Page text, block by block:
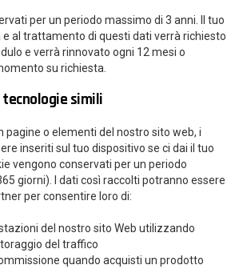
per un periodo massimo di 3 anni. Il tuo
al trattamento di questi dati verrà richiesto
e verrà rinnovato ogni 12 mesi o
su richiesta.
tecnologie simili
pagine o elementi del nostro sito web, i
inseriti sul tuo dispositivo se ci dai il tuo
vengono conservati per un periodo
giorni). I dati così raccolti potranno essere
per consentire loro di:
del nostro sito Web utilizzando
del traffico
quando acquisti un prodotto